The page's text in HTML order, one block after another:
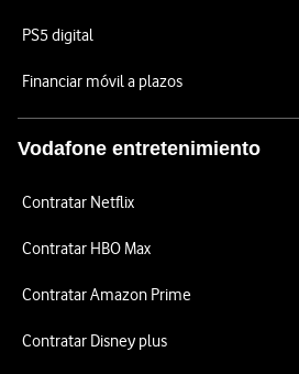
PS5 digital
Financiar móvil a plazos
Vodafone entretenimiento
Contratar Netflix
Contratar HBO Max
Contratar Amazon Prime
Contratar Disney plus